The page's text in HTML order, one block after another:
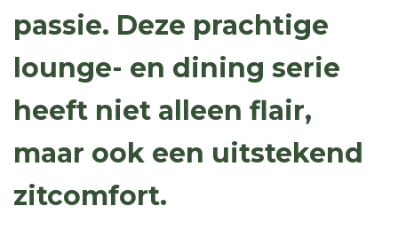
passie. Deze prachtige
lounge- en dining serie
heeft niet alleen flair,
maar ook een uitstekend
zitcomfort.